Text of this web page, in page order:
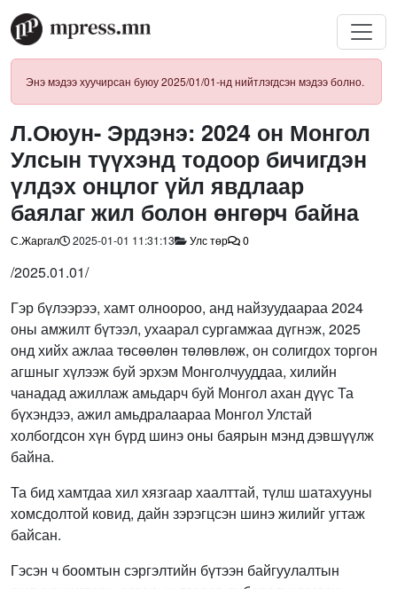
Энэ мэдээ хуучирсан буюу 2025/01/01-нд нийтлэгдсэн мэдээ болно.
Л.Оюун- Эрдэнэ: 2024 он Монгол
Улсын түүхэнд тодоор бичигдэн
үлдэх онцлог үйл явдлаар
баялаг жил болон өнгөрч байна
С.Жаргал 2025-01-01 11:31:13 Улс төр 0
/2025.01.01/
Гэр бүлээрээ, хамт олноороо, анд найзуудаараа 2024
оны амжилт бүтээл, ухаарал сургамжаа дүгнэж, 2025
онд хийх ажлаа төсөөлөн төлөвлөж, он солигдох торгон
агшныг хүлээж буй эрхэм Монголчууддаа, хилийн
чанадад ажиллаж амьдарч буй Монгол ахан дүүс Та
бүхэндээ, ажил амьдралаараа Монгол Улстай
холбогдсон хүн бүрд шинэ оны баярын мэнд дэвшүүлж
байна.
Та бид хамтдаа хил хязгаар хаалттай, түлш шатахууны
хомсдолтой ковид, дайн зэрэгцсэн шинэ жилийг угтаж
байсан.
Гэсэн ч боомтын сэргэлтийн бүтээн байгуулалтын